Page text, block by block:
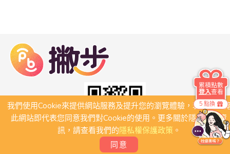
我們使用Cookie來提供網站服務及提升您的瀏覽體驗，若繼續瀏
此網站即代表您同意我們對Cookie的使用。更多關於隱私保護資
訊，請查看我們的隱私權保護政策。
同意
5 點換
累積點數
登入查看